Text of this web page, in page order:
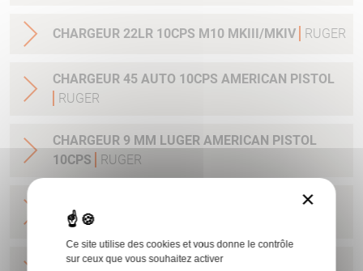
CHARGEUR 22LR 10CPS M10 MKIII/MKIV RUGER
CHARGEUR 45 AUTO 10CPS AMERICAN PISTOL
RUGER
CHARGEUR 9 MM LUGER AMERICAN PISTOL
10CPS
RUGER
CHARGEUR ROTATIF CARA AMERICAN 4COUPS
.270WIN/30-06SPRG
CHARGEUR CARA AMERICAN 4COUPS
×
Ce site utilise des cookies et vous donne le contrôle
sur ceux que vous souhaitez activer